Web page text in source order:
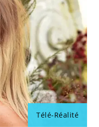
Télé-Réalité